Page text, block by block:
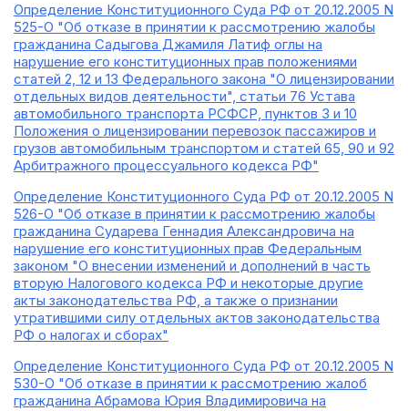
Определение Конституционного Суда РФ от 20.12.2005 N
525-О "Об отказе в принятии к рассмотрению жалобы
гражданина Садыгова Джамиля Латиф оглы на
нарушение его конституционных прав положениями
статей 2, 12 и 13 Федерального закона "О лицензировании
отдельных видов деятельности", статьи 76 Устава
автомобильного транспорта РСФСР, пунктов 3 и 10
Положения о лицензировании перевозок пассажиров и
грузов автомобильным транспортом и статей 65, 90 и 92
Арбитражного процессуального кодекса РФ"
Определение Конституционного Суда РФ от 20.12.2005 N
526-О "Об отказе в принятии к рассмотрению жалобы
гражданина Сударева Геннадия Александровича на
нарушение его конституционных прав Федеральным
законом "О внесении изменений и дополнений в часть
вторую Налогового кодекса РФ и некоторые другие
акты законодательства РФ, а также о признании
утратившими силу отдельных актов законодательства
РФ о налогах и сборах"
Определение Конституционного Суда РФ от 20.12.2005 N
530-О "Об отказе в принятии к рассмотрению жалоб
гражданина Абрамова Юрия Владимировича на